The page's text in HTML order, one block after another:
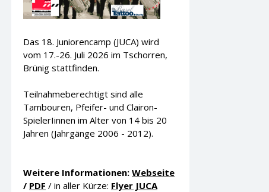
Das 18. Juniorencamp (JUCA) wird
vom 17.-26. Juli 2026 im Tschorren,
Brünig stattfinden.
Teilnahmeberechtigt sind alle
Tambouren, Pfeifer- und Clairon-
SpielerIinnen im Alter von 14 bis 20
Jahren (Jahrgänge 2006 - 2012).
Weitere Informationen: Webseite
/ PDF / in aller Kürze: Flyer JUCA